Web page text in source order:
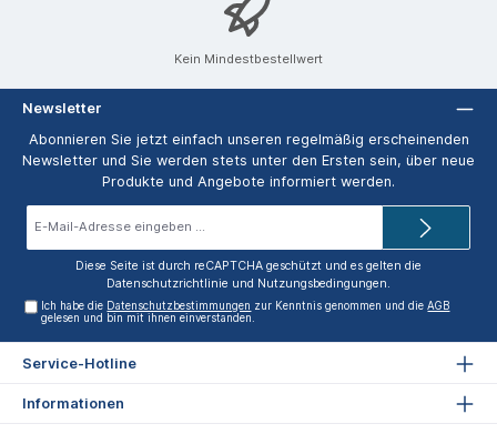
Kein Mindestbestellwert
Newsletter
Abonnieren Sie jetzt einfach unseren regelmäßig erscheinenden
Newsletter und Sie werden stets unter den Ersten sein, über neue
Produkte und Angebote informiert werden.
Diese Seite ist durch reCAPTCHA geschützt und es gelten die
Datenschutzrichtlinie und Nutzungsbedingungen.
Ich habe die Datenschutzbestimmungen zur Kenntnis genommen und dieAGB
gelesen und bin mit ihnen einverstanden.
Service-Hotline
Informationen